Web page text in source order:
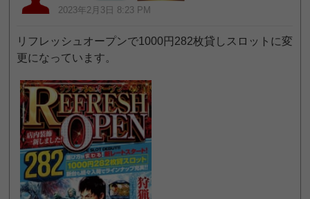
2023年2月3日 8:23 PM
リフレッシュオープンで1000円282枚貸しスロットに変
更になっています。